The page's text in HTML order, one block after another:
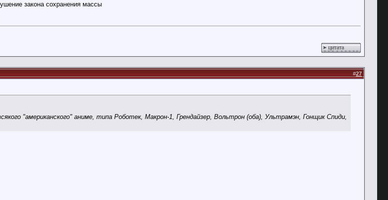
закона сохранения массы
цитата
#27
"американского" аниме, типа Роботек, Макрон-1, Грендайзер, Вольтрон (оба), Ультрамэн, Гонщик Спиди,